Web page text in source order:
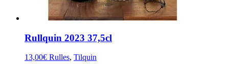
Rullquin 2023 37,5cl
13,00€ Rulles, Tilquin